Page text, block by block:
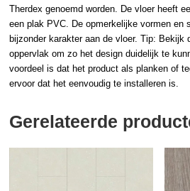
Therdex genoemd worden. De vloer heeft
eenplak PVC . De opmerkelijke vormen en
bijzonder karakter aan de vloer. Tip: Bekijk
oppervlak om zo het design duidelijk te
voordeel is dat het product als planken of
ervoor dat het eenvoudig te installeren is.
Gerelateerde